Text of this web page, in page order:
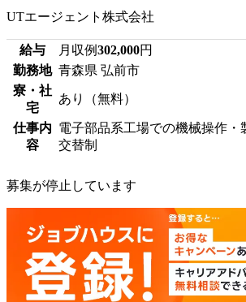
UTエージェント株式会社
給与 月収例302,000円
勤務地 青森県 弘前市
寮・社
宅
あり（無料）
仕事内
容
電子部品系工場での機械操作・
交替制
募集が停止しています